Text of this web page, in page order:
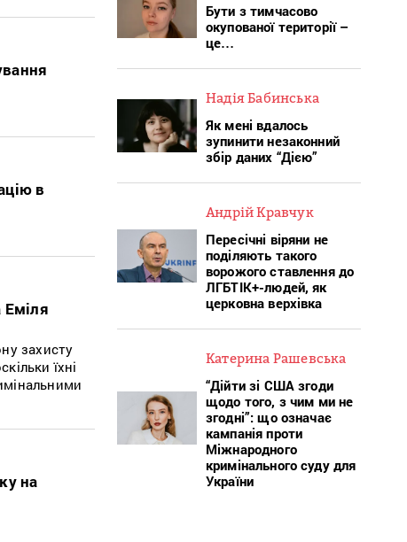
в
Еміля
захисту
їхні
на
Бути з тимчасово
окупованої території –
це…
Надія Бабинська
Як мені вдалось
зупинити незаконний
збір даних “Дією”
Андрій Кравчук
Пересічні віряни не
поділяють такого
ворожого ставлення до
ЛГБТІК+-людей, як
церковна верхівка
Катерина Рашевська
“Дійти зі США згоди
щодо того, з чим ми не
згодні”: що означає
кампанія проти
Міжнародного
кримінального суду для
України